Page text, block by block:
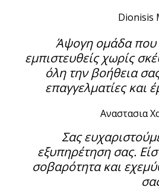
Dionisis
Άψογη ομάδα που
εμπιστευθείς χωρίς
όλη την βοήθεια
επαγγελματίες και
Αναστασια
Σας
εξυπηρέτηση σας.
σοβαρότητα και